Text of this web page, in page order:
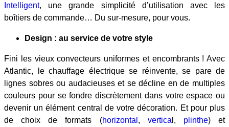
Intelligent, une grande simplicité d’utilisation avec les
boîtiers de commande… Du sur-mesure, pour vous.
Design : au service de votre style
Fini les vieux convecteurs uniformes et encombrants ! Avec
Atlantic, le chauffage électrique se réinvente, se pare de
lignes sobres ou audacieuses et se décline en de multiples
couleurs pour se fondre discrètement dans votre espace ou
devenir un élément central de votre décoration. Et pour plus
de choix de formats (horizontal , vertica l, plinthe) et